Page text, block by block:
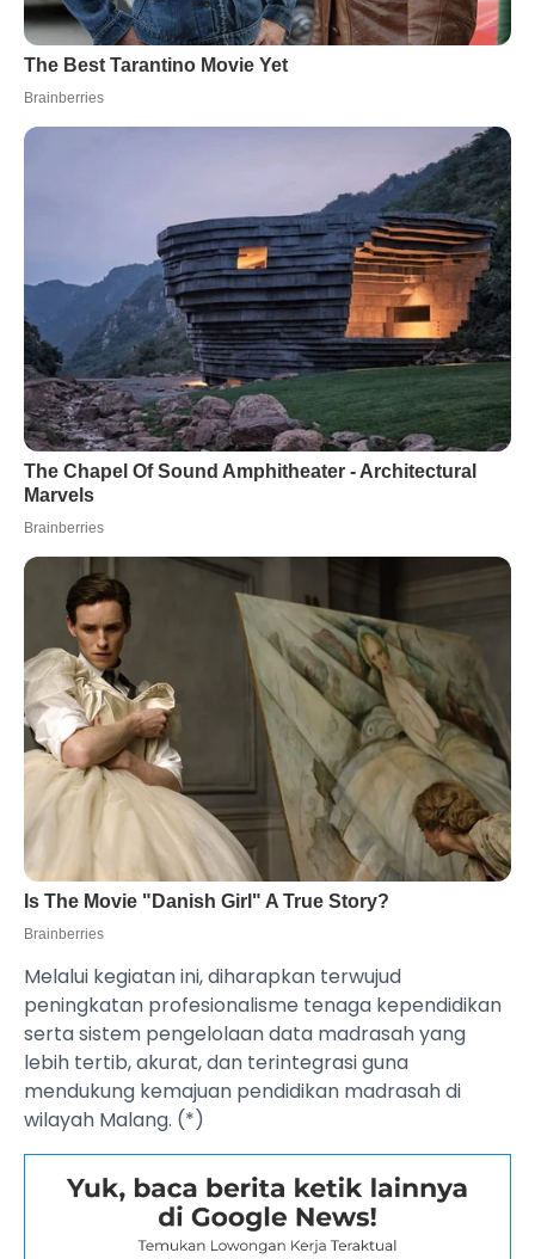
Melalui kegiatan ini, diharapkan terwujud
peningkatan profesionalisme tenaga kependidikan
serta sistem pengelolaan data madrasah yang
lebih tertib, akurat, dan terintegrasi guna
mendukung kemajuan pendidikan madrasah di
wilayah Malang. (*)